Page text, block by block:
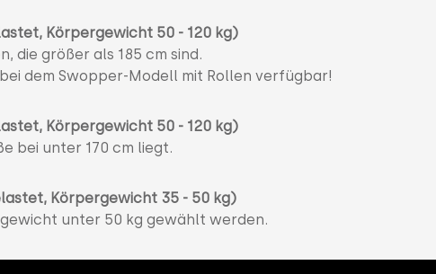
Körpergewicht 50 - 120 kg)
die größer als 185 cm sind.
dem Swopper-Modell mit Rollen verfügbar!
Körpergewicht 50 - 120 kg)
bei unter 170 cm liegt.
Körpergewicht 35 - 50 kg)
unter 50 kg gewählt werden.